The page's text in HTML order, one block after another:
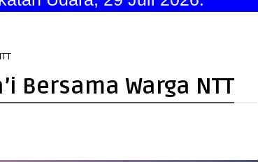
Bersama Warga NTT